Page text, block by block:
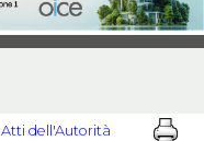
Atti dell'Autorità